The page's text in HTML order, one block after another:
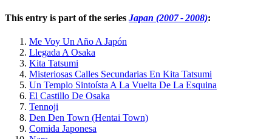
This entry is part of the series Japan (2007 - 2008):
Me Voy Un Año A Japón
Llegada A Osaka
Kita Tatsumi
Misteriosas Calles Secundarias En Kita Tatsumi
Un Templo Sintoísta A La Vuelta De La Esquina
El Castillo De Osaka
Tennoji
Den Den Town (Hentai Town)
Comida Japonesa